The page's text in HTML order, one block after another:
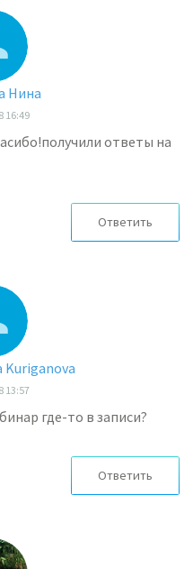
Нина
16:49
ответы на
Ответить
13:57
где-то в записи?
Ответить